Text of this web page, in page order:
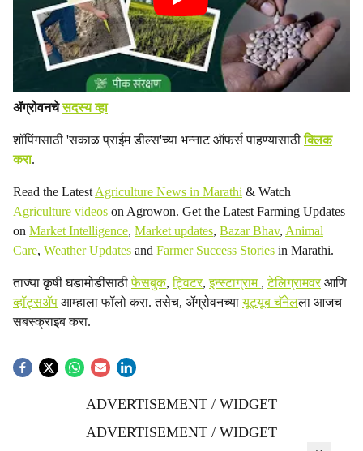
ॲग्रोवनचेसदस्य व्हा
शॉपिंगसाठी 'सकाळ प्राईम डील्स'च्या भन्नाट ऑफर्स पाहण्यासाठीक्लिक
करा.
Read the Latest Agriculture News in Marathi & Watch
Agriculture videos on Agrowon. Get the Latest Farming Updates
on Market Intelligence, Market updates, Bazar Bhav, Animal
Care, Weather Updates and Farmer Success Stories in Marathi.
ताज्या कृषी घडामोडींसाठीफेसबुक,ट्विटर,इन्स्टाग्राम ,टेलिग्रामवरआणि
व्हॉट्सॲप आम्हाला फॉलो करा. तसेच, ॲग्रोवनच्यायूट्यूब चॅनेलला आजच
सबस्क्राइब करा.
ADVERTISEMENT / WIDGET
ADVERTISEMENT / WIDGET